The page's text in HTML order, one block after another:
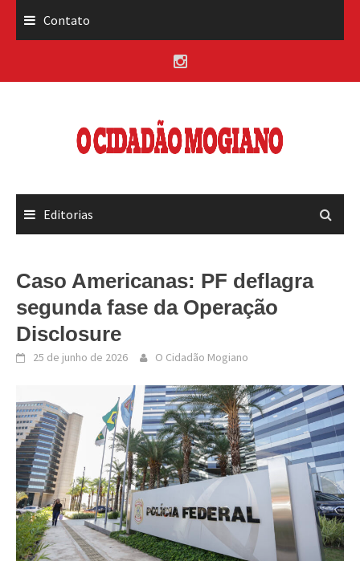
Contato
Editorias
Caso Americanas: PF deflagra
segunda fase da Operação
Disclosure
25 de junho de 2026 O Cidadão Mogiano